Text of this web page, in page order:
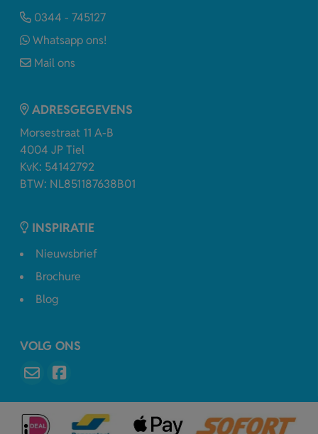
0344 - 745127
Whatsapp ons!
Mail ons
ADRESGEGEVENS
Morsestraat 11 A-B
4004 JP Tiel
KvK: 54142792
BTW: NL851187638B01
INSPIRATIE
Nieuwsbrief
Brochure
Blog
VOLG ONS